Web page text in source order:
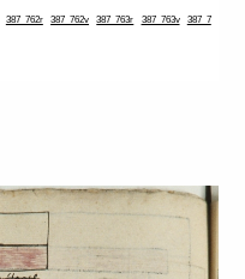
387_762r 387_762v 387_763r 387_763v 387_7